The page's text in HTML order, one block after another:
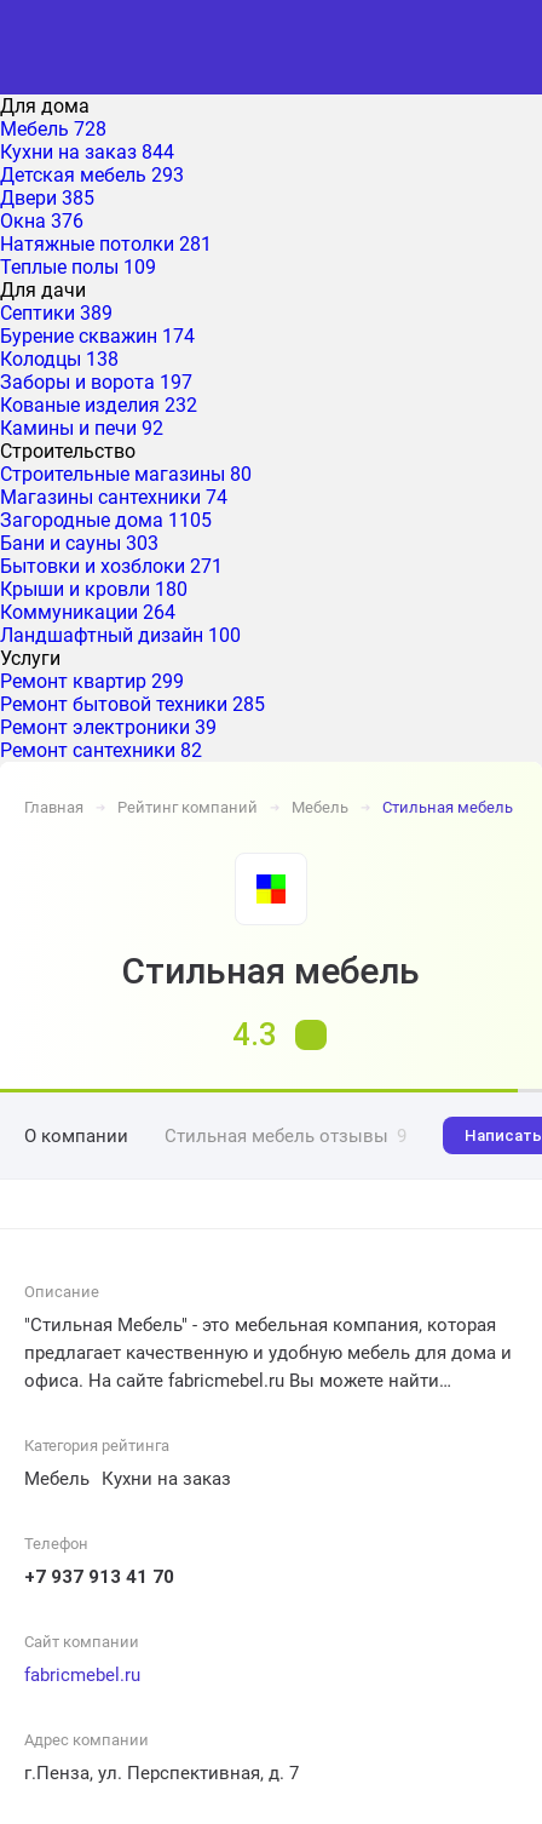
Для дома
Мебель 728
Кухни на заказ 844
Детская мебель 293
Двери 385
Окна 376
Натяжные потолки 281
Теплые полы 109
Для дачи
Септики 389
Бурение скважин 174
Колодцы 138
Заборы и ворота 197
Кованые изделия 232
Камины и печи 92
Строительство
Строительные магазины 80
Магазины сантехники 74
Загородные дома 1105
Бани и сауны 303
Бытовки и хозблоки 271
Крыши и кровли 180
Коммуникации 264
Ландшафтный дизайн 100
Услуги
Ремонт квартир 299
Ремонт бытовой техники 285
Ремонт электроники 39
Ремонт сантехники 82
Главная ➔ Рейтинг компаний ➔ Мебель ➔ Стильная мебель
Стильная мебель
4.3
О компании Стильная мебель отзывы 9
Описание
"Стильная Мебель" - это мебельная компания, которая
предлагает качественную и удобную мебель для дома и
офиса. На сайте fabricmebel.ru Вы можете найти
комнаты и других помещений. Компания также
индивидуальному заказу, выполнении ремонта и
"Стильной Мебели", Вы можете быть уверены, что она
будет не только функциональной, но и соответствовать
Категория рейтинга
Мебель Кухни на заказ
Телефон
+7 937 913 41 70
Сайт компании
fabricmebel.ru
Адрес компании
г.Пенза, ул. Перспективная, д. 7